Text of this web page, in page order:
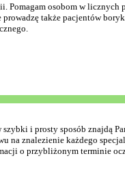
Pomagam osobom w
także pacjentów
i prosty sposób znajdą
na znalezienie każdego
o przybliżonym terminie